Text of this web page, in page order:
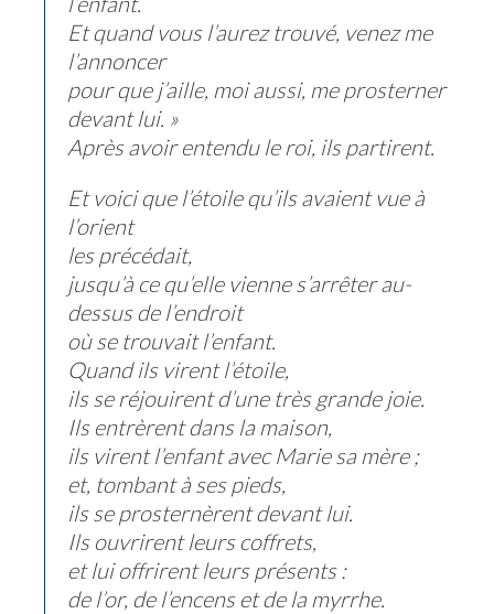
Et quand vous l’aurez trouvé, venez me
l’annoncer
pour que j’aille, moi aussi, me prosterner
devant lui. »
Après avoir entendu le roi, ils partirent.
Et voici que l’étoile qu’ils avaient vue à
l’orient
les précédait,
jusqu’à ce qu’elle vienne s’arrêter au-
dessus de l’endroit
où se trouvait l’enfant.
Quand ils virent l’étoile,
ils se réjouirent d’une très grande joie.
Ils entrèrent dans la maison,
ils virent l’enfant avec Marie sa mère ;
et, tombant à ses pieds,
ils se prosternèrent devant lui.
Ils ouvrirent leurs coffrets,
et lui offrirent leurs présents :
de l’or, de l’encens et de la myrrhe.